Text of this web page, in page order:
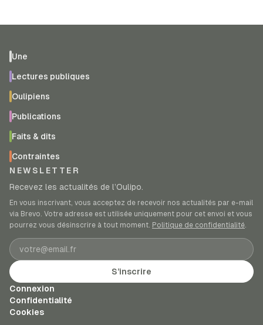
Une
Lectures publiques
Oulipiens
Publications
Faits & dits
Contraintes
NEWSLETTER
Recevez les actualités de l’Oulipo.
En vous inscrivant, vous acceptez de recevoir nos actualités par e-mail
via Brevo. Votre adresse est utilisée uniquement pour cet envoi et vous
pourrez vous désinscrire à tout moment. Politique de confidentialité.
Adresse e-mail
S’inscrire
Connexion
Confidentialité
Cookies